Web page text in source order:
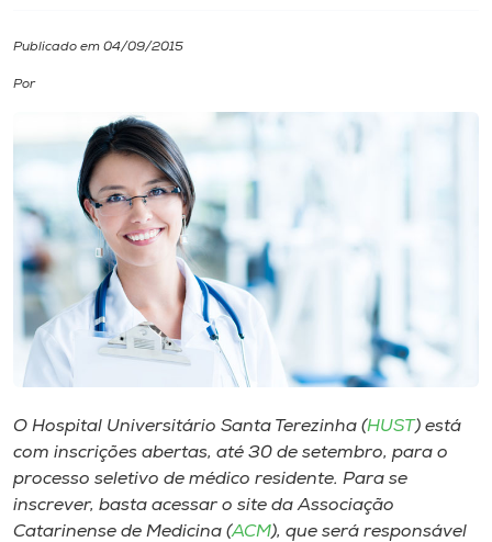
Biblioteca
Editora
Rádio
Museu
Unoesc
Store
Publicado em 04/09/2015
Por
O Hospital Universitário Santa Terezinha (HUST) está
com inscrições abertas, até 30 de setembro, para o
processo seletivo de médico residente. Para se
inscrever, basta acessar o site da Associação
Catarinense de Medicina (ACM), que será responsável